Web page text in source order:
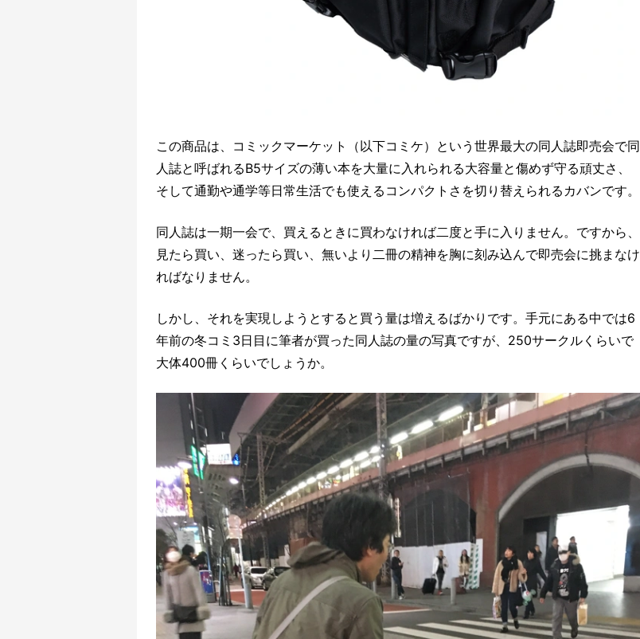
この商品は、コミックマーケット（以下コミケ）という世界最大の同人誌即売会で同
人誌と呼ばれるB5サイズの薄い本を大量に入れられる大容量と傷めず守る頑丈さ、
そして通勤や通学等日常生活でも使えるコンパクトさを切り替えられるカバンです。
同人誌は一期一会で、買えるときに買わなければ二度と手に入りません。ですから、
見たら買い、迷ったら買い、無いより二冊の精神を胸に刻み込んで即売会に挑まなけ
ればなりません。
しかし、それを実現しようとすると買う量は増えるばかりです。手元にある中では6
年前の冬コミ3日目に筆者が買った同人誌の量の写真ですが、250サークルくらいで
大体400冊くらいでしょうか。